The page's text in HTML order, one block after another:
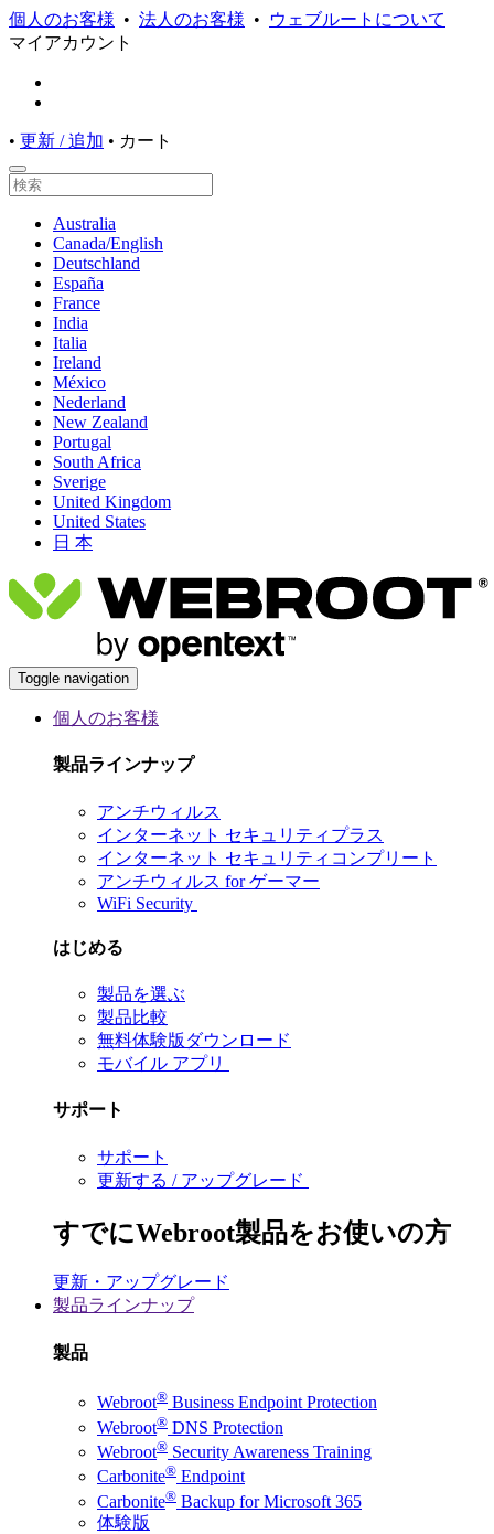
個人のお客様 • 法人のお客様 •
ウェブルートについて
マイアカウント
• 更新 / 追加 • カート
Australia
Canada/English
Deutschland
España
France
India
Italia
Ireland
México
Nederland
New Zealand
Portugal
South Africa
Sverige
United Kingdom
United States
日 本
Toggle navigation
個人のお客様
製品ラインナップ
アンチウィルス
インターネット セキュリティプラス
インターネット セキュリティコンプリート
アンチウィルス for ゲーマー
WiFi Security
はじめる
製品を選ぶ
製品比較
無料体験版ダウンロード
モバイル アプリ
サポート
サポート
更新する / アップグレード
すでにWebroot製品をお使いの方
更新・アップグレード
製品ラインナップ
製品
Webroot® Business Endpoint Protection
Webroot® DNS Protection
Webroot® Security Awareness Training
Carbonite® Endpoint
Carbonite® Backup for Microsoft 365
体験版